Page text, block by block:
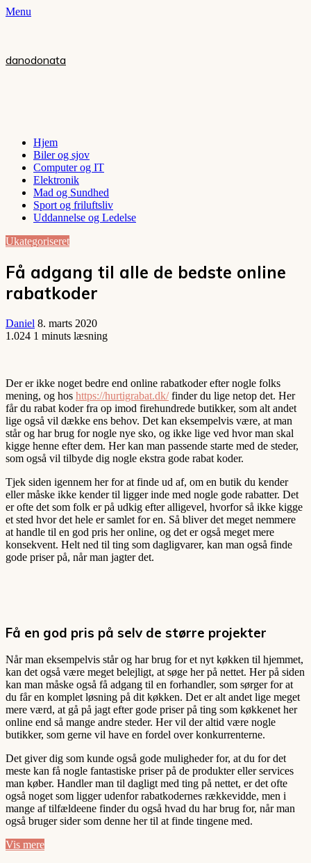
Menu
danodonata
Hjem
Biler og sjov
Computer og IT
Elektronik
Mad og Sundhed
Sport og friluftsliv
Uddannelse og Ledelse
Ukategoriseret
Få adgang til alle de bedste online
rabatkoder
Daniel 8. marts 2020
1.024 1 minuts læsning
Der er ikke noget bedre end online rabatkoder efter nogle folks
mening, og hos https://hurtigrabat.dk/finder du lige netop det. Her
får du rabat koder fra op imod firehundrede butikker, som alt andet
lige også vil dække ens behov. Det kan eksempelvis være, at man
står og har brug for nogle nye sko, og ikke lige ved hvor man skal
kigge henne efter dem. Her kan man passende starte med de steder,
som også vil tilbyde dig nogle ekstra gode rabat koder.
Tjek siden igennem her for at finde ud af, om en butik du kender
eller måske ikke kender til ligger inde med nogle gode rabatter. Det
er ofte det som folk er på udkig efter alligevel, hvorfor så ikke kigge
et sted hvor det hele er samlet for en. Så bliver det meget nemmere
at handle til en god pris her online, og det er også meget mere
konsekvent. Helt ned til ting som dagligvarer, kan man også finde
gode priser på, når man jagter det.
Få en god pris på selv de større projekter
Når man eksempelvis står og har brug for et nyt køkken til hjemmet,
kan det også være meget belejligt, at søge her på nettet. Her på siden
kan man måske også få adgang til en forhandler, som sørger for at
du får en komplet løsning på dit køkken. Det er alt andet lige meget
mere værd, at gå på jagt efter gode priser på ting som køkkenet her
online end så mange andre steder. Her vil der altid være nogle
butikker, som gerne vil have en fordel over konkurrenterne.
Det giver dig som kunde også gode muligheder for, at du for det
meste kan få nogle fantastiske priser på de produkter eller services
man køber. Handler man til dagligt med ting på nettet, er det ofte
også noget som ligger udenfor rabatkodernes rækkevidde, men i
mange af tilfældeene finder du også hvad du har brug for, når man
også bruger sider som denne her til at finde tingene med.
Vis mere